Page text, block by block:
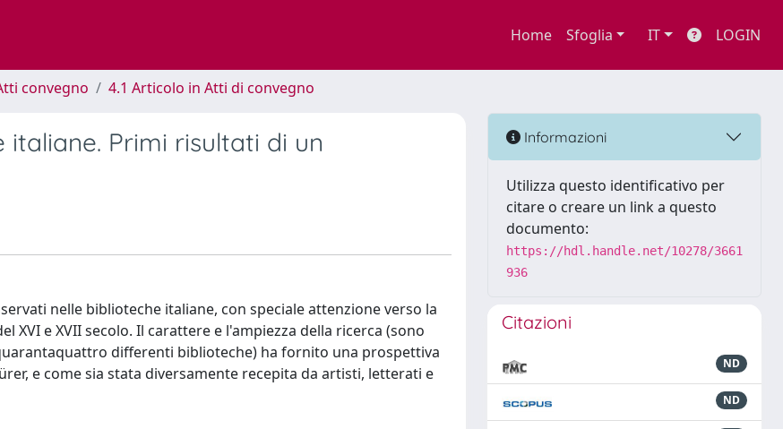
Home Sfoglia IT LOGIN
convegno 4.1 Articolo in Atti di convegno
Primi risultati di un
nelle biblioteche italiane, con speciale attenzione verso la
e XVII secolo. Il carattere e l'ampiezza della ricerca (sono
differenti biblioteche) ha fornito una prospettiva
e come sia stata diversamente recepita da artisti, letterati e
Informazioni
Utilizza questo identificativo per
citare o creare un link a questo
documento:
https://hdl.handle.net/10278/3661
936
Citazioni
ND
ND